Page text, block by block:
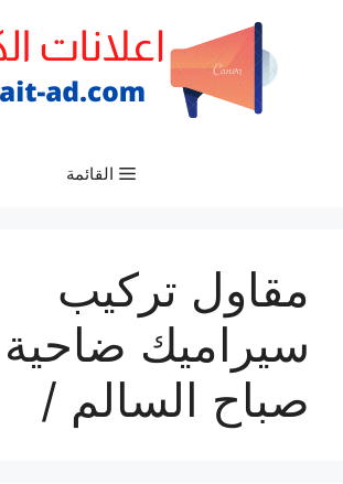
القائمة
مقاول تركيب
سيراميك
صباح السالم /